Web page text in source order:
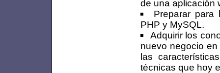
de una aplicación
Preparar para
PHP y MySQL.
Adquirir los
nuevo negocio
las
técnicas que hoy